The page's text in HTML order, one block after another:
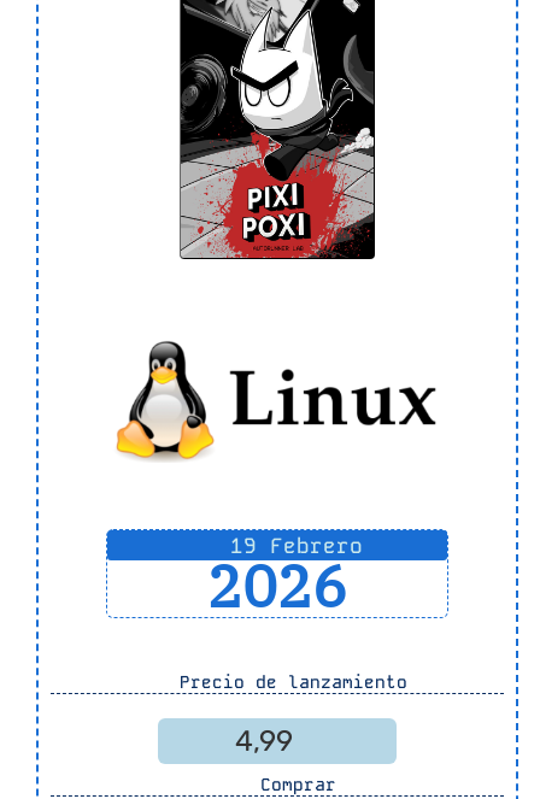
19 Febrero
2026
Precio de lanzamiento
4,99
Comprar